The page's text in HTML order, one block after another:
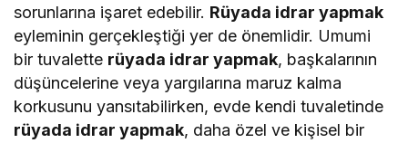
sorunlarına işaret edebilir. Rüyada idrar yapmak
eyleminin gerçekleştiği yer de önemlidir. Umumi
bir tuvalette rüyada idrar yapmak, başkalarının
düşüncelerine veya yargılarına maruz kalma
korkusunu yansıtabilirken, evde kendi tuvaletinde
rüyada idrar yapmak, daha özel ve kişisel bir